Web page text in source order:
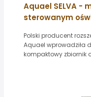
Aquael SELVA -
sterowanym
Polski producent
Aquael wprowadziła
kompaktowy zbiornik